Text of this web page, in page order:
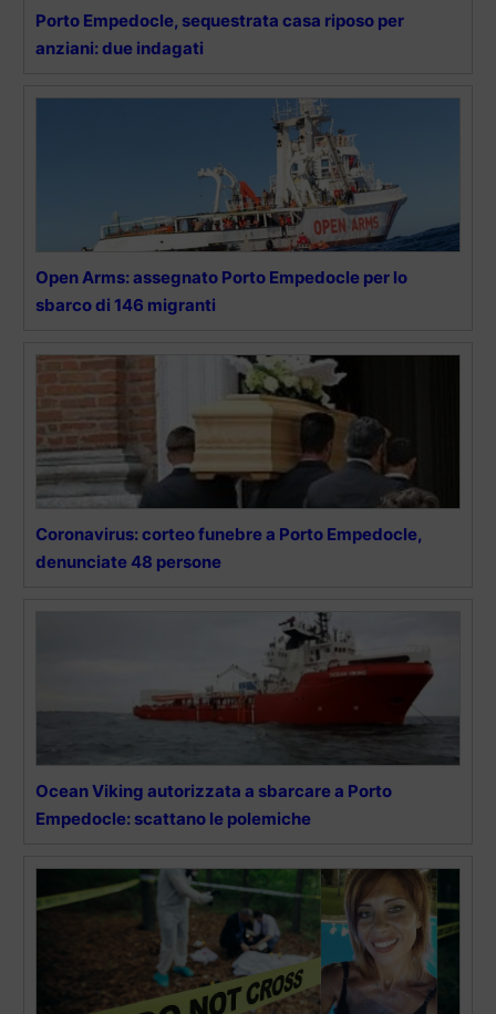
Porto Empedocle, sequestrata casa riposo per
anziani: due indagati
Open Arms: assegnato Porto Empedocle per lo
sbarco di 146 migranti
Coronavirus: corteo funebre a Porto Empedocle,
denunciate 48 persone
Ocean Viking autorizzata a sbarcare a Porto
Empedocle: scattano le polemiche